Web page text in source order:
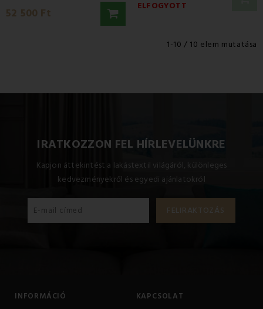
52 500 Ft
ELFOGYOTT
1-10 / 10 elem mutatása
IRATKOZZON FEL HÍRLEVELÜNKRE
Kapjon áttekintést a lakástextil világáról, különleges
kedvezményekről és egyedi ajánlatokról
INFORMÁCIÓ
KAPCSOLAT